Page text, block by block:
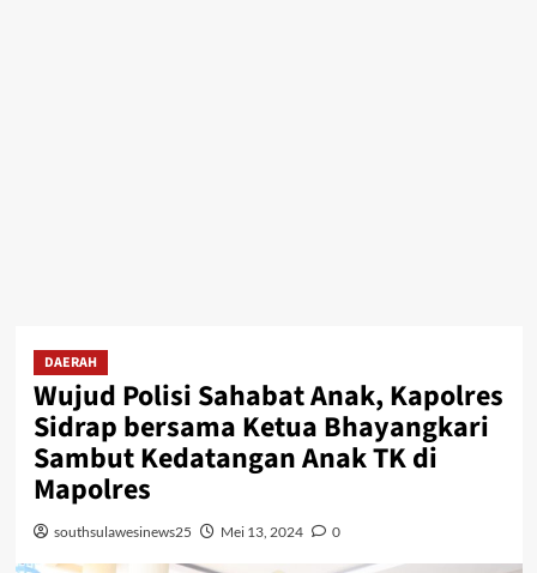
DAERAH
Wujud Polisi Sahabat Anak, Kapolres
Sidrap bersama Ketua Bhayangkari
Sambut Kedatangan Anak TK di
Mapolres
southsulawesinews25 Mei 13, 2024 0